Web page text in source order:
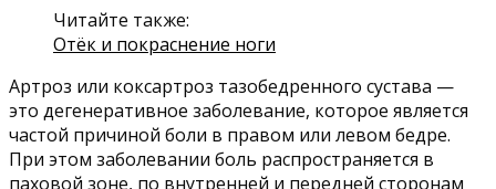
Читайте также:
Отёк и покраснение ноги
Артроз или коксартроз тазобедренного сустава —
это дегенеративное заболевание, которое является
частой причиной боли в правом или левом бедре.
При этом заболевании боль распространяется в
паховой зоне, по внутренней и передней сторонам